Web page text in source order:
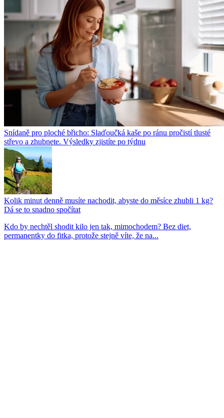
Snídaně pro ploché břicho: Slaďoučká kaše po ránu pročistí tlusté
střevo a zhubnete. Výsledky zjistíte po týdnu
Kolik minut denně musíte nachodit, abyste do měsíce zhubli 1 kg?
Dá se to snadno spočítat
Kdo by nechtěl shodit kilo jen tak, mimochodem? Bez diet,
permanentky do fitka, protože stejně víte, že na...